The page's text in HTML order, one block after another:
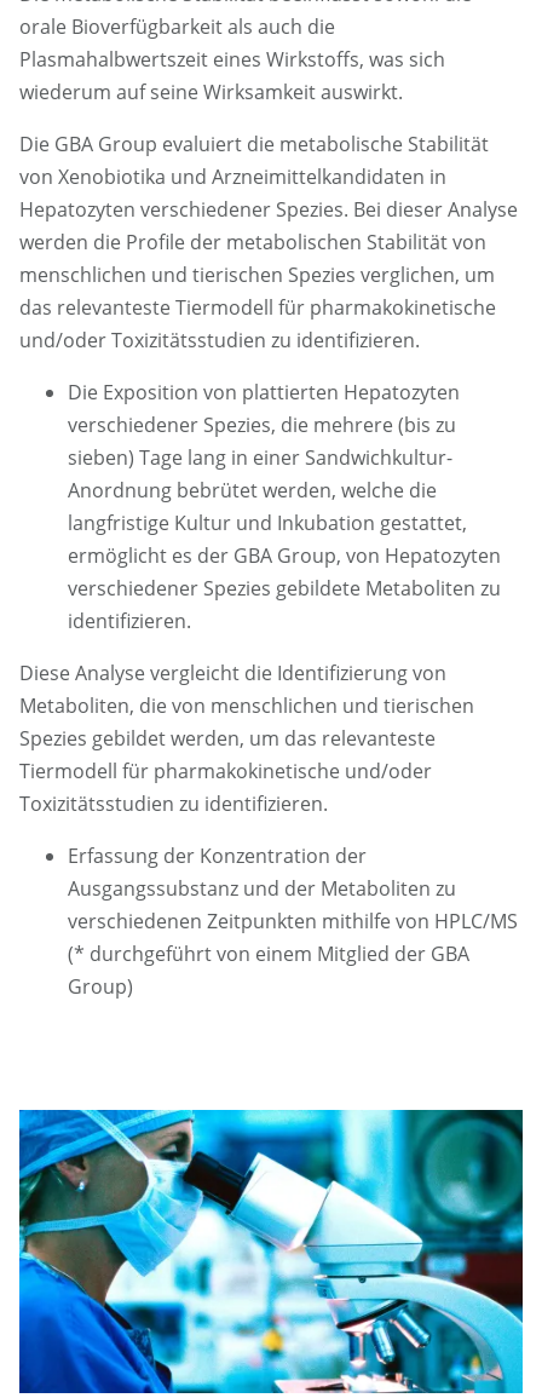
orale Bioverfügbarkeit als auch die
Plasmahalbwertszeit eines Wirkstoffs, was sich
wiederum auf seine Wirksamkeit auswirkt.
Die GBA Group evaluiert die metabolische Stabilität
von Xenobiotika und Arzneimittelkandidaten in
Hepatozyten verschiedener Spezies. Bei dieser Analyse
werden die Profile der metabolischen Stabilität von
menschlichen und tierischen Spezies verglichen, um
das relevanteste Tiermodell für pharmakokinetische
und/oder Toxizitätsstudien zu identifizieren.
Die Exposition von plattierten Hepatozyten
verschiedener Spezies, die mehrere (bis zu
sieben) Tage lang in einer Sandwichkultur-
Anordnung bebrütet werden, welche die
langfristige Kultur und Inkubation gestattet,
ermöglicht es der GBA Group, von Hepatozyten
verschiedener Spezies gebildete Metaboliten zu
identifizieren.
Diese Analyse vergleicht die Identifizierung von
Metaboliten, die von menschlichen und tierischen
Spezies gebildet werden, um das relevanteste
Tiermodell für pharmakokinetische und/oder
Toxizitätsstudien zu identifizieren.
Erfassung der Konzentration der
Ausgangssubstanz und der Metaboliten zu
verschiedenen Zeitpunkten mithilfe von HPLC/MS
(* durchgeführt von einem Mitglied der GBA
Group)